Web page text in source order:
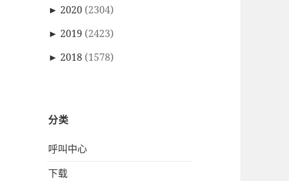
► 2020 (2304)
► 2019 (2423)
► 2018 (1578)
分类
呼叫中心
下载